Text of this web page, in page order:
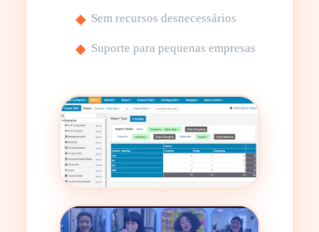
Sem recursos desnecessários
Suporte para pequenas empresas